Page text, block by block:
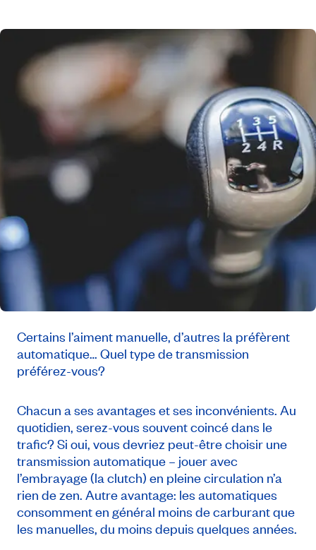
Certains l’aiment manuelle, d’autres la préfèrent
automatique… Quel type de transmission
préférez-vous?
Chacun a ses avantages et ses inconvénients. Au
quotidien, serez-vous souvent coincé dans le
trafic? Si oui, vous devriez peut-être choisir une
transmission automatique – jouer avec
l’embrayage (la clutch) en pleine circulation n’a
rien de zen. Autre avantage: les automatiques
consomment en général moins de carburant que
les manuelles, du moins depuis quelques années.